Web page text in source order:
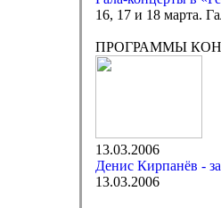
16, 17 и 18 марта.
ПРОГРАММЫ
13.03.2006
Денис Кирпанёв -
13.03.2006